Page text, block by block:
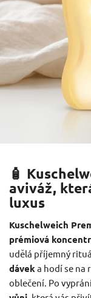
🧴
aviváž,
luxus
Kuschelweich
prémiová
udělá příjemný
dáveka hodí se na
oblečení. Po